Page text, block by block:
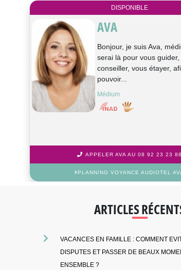
DISPONIBLE
AVA
Bonjour, je suis Ava,
serai là pour vous guider,
conseiller, vous étayer,
pouvoir...
Médium
APPELER AVA AU 08 92 23 23 88
PLANNING VOYANCE AUDIOTEL
ARTICLES
VACANCES EN FAMILLE : COMMENT
DISPUTES ET PASSER DE BEAUX
ENSEMBLE ?